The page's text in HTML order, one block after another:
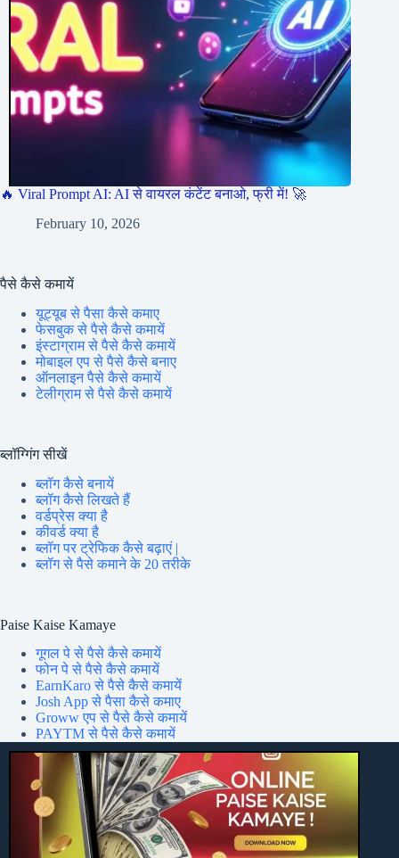
🔥 Viral Prompt AI: AI से वायरल कंटेंट बनाओ, फ्री में! 🚀
February 10, 2026
पैसे कैसे कमायें
यूट्यूब से पैसा कैसे कमाए
फेसबुक से पैसे कैसे कमायें
इंस्टाग्राम से पैसे कैसे कमायें
मोबाइल एप से पैसे कैसे बनाए
ऑनलाइन पैसे कैसे कमायें
टेलीग्राम से पैसे कैसे कमायें
ब्लॉग्गिंग सीखें
ब्लॉग कैसे बनायें
ब्लॉग कैसे लिखते हैं
वर्डप्रेस क्या है
कीवर्ड क्या है
ब्लॉग पर ट्रेफिक कैसे बढ़ाएं |
ब्लॉग से पैसे कमाने के 20 तरीके
Paise Kaise Kamaye
गूगल पे से पैसे कैसे कमायें
फोन पे से पैसे कैसे कमायें
EarnKaro से पैसे कैसे कमायें
Josh App से पैसा कैसे कमाए
Groww एप से पैसे कैसे कमायें
PAYTM से पैसे कैसे कमायें